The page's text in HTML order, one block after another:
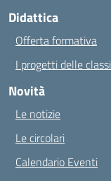
Didattica
Offerta formativa
I progetti delle classi
Novità
Le notizie
Le circolari
Calendario Eventi